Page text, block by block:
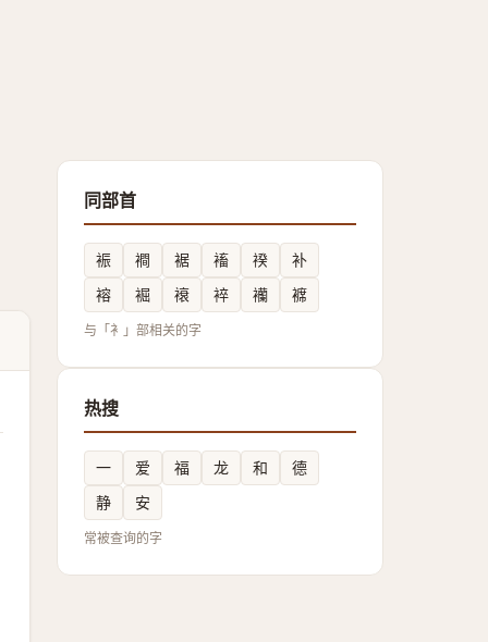
同部首
裖 襇 裾 䙒 䙆
补
褣
䘿 䙑 䘹 襽 褯
与「衤」部相关的字
热搜
一 爱 福 龙 和
德
静
安
常被查询的字